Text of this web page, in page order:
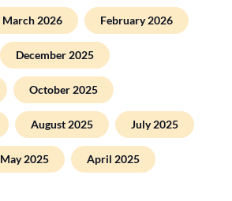
March 2026 February 2026
December 2025
October 2025
August 2025 July 2025
May 2025 April 2025